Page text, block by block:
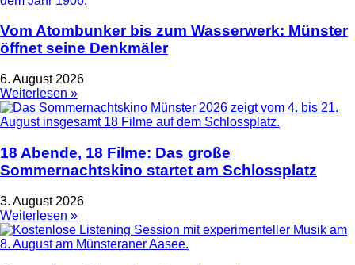
Vom Atombunker bis zum Wasserwerk: Münster
öffnet seine Denkmäler
6. August 2026
Weiterlesen »
18 Abende, 18 Filme: Das große
Sommernachtskino startet am Schlossplatz
3. August 2026
Weiterlesen »